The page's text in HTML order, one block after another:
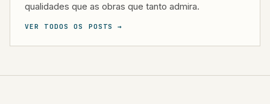
qualidades que as obras que tanto admira.
VER TODOS OS POSTS →